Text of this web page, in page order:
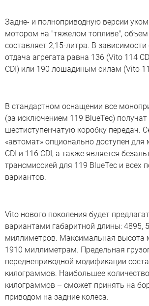
Задне- и полноприводную версии
мотором на "тяжелом топливе", объем
составляет 2,15-литра. В
отдача агрегата равна 136 (Vito 114
CDI) или 190 лошадиным силам (Vito
В стандартном оснащении все
(за исключением 119 BlueTec)
шестиступенчатую коробку передач.
«автомат» опционально доступен
CDI и 116 CDI, а также является
трансмиссией для 119 BlueTec и всех
вариантов.
Vito нового поколения будет
вариантами габаритной длины: 4895,
миллиметров. Максимальная высота
1910 миллиметрам. Предельная
переднеприводной модификации
килограммов. Наибольшее
килограммов – сможет принять на
приводом на задние колеса.